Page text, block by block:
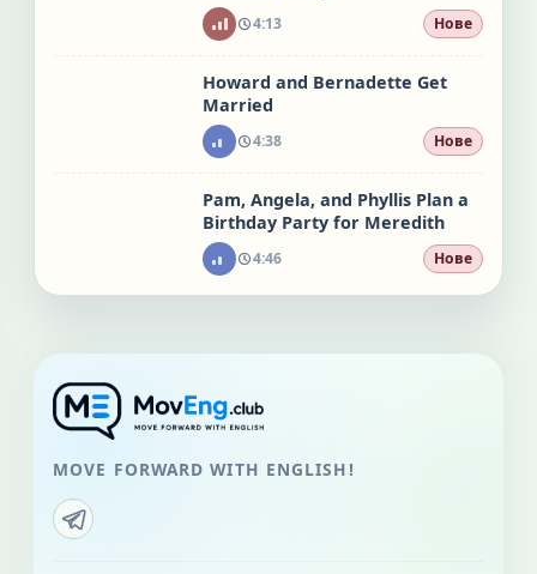
4:13 Нове
Howard and Bernadette Get
Married
4:38 Нове
Pam, Angela, and Phyllis Plan a
Birthday Party for Meredith
4:46 Нове
MOVE FORWARD WITH ENGLISH!